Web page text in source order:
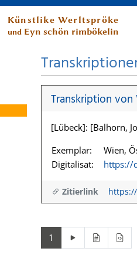
Künstlike Werltspröke
und Eyn schön rimbökelin
Transkription von
[Lübeck]: [Balhorn,
Exemplar:
Wien,
Digitalisat:
https://
Zitierlink
1